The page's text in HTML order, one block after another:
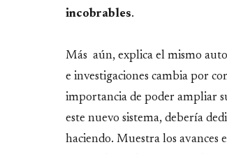
incobrables.
Más aún, explica el mismo
e investigaciones cambia por
importancia de poder ampliar
este nuevo sistema, debería
haciendo. Muestra los avances